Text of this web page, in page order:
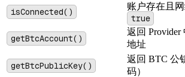
isConnected()
账户存在且
true
getBtcAccount()
返回
地址
getBtcPublicKey()
返回 BTC 公
码）